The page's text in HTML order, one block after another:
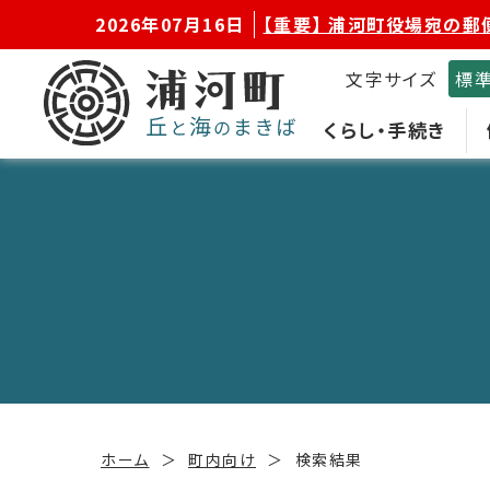
2026年07月16日 【重要】 浦河町役場宛の
くらし・手続き
文字サイズ 標
ホーム 町内向け 検索結果